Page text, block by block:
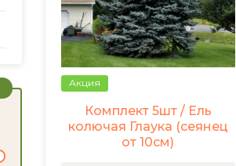
Акция
Комплект 5шт / Ель
колючая Глаука (сеянец
от 10см)